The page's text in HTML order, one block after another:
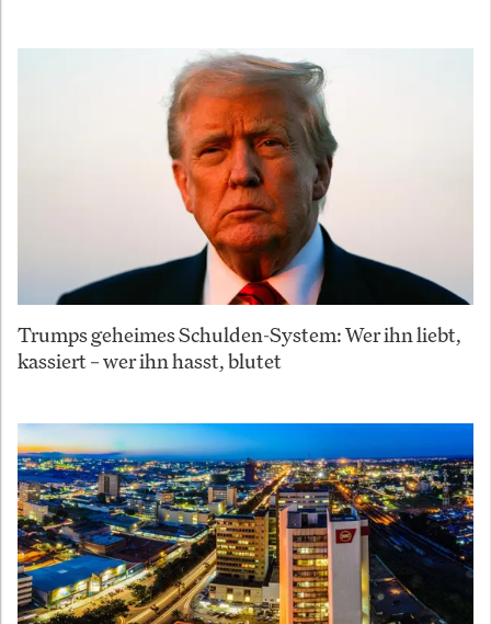
Trumps geheimes Schulden-System: Wer ihn liebt,
kassiert – wer ihn hasst, blutet